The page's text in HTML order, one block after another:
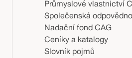
Průmyslové vlastnictví
Společenská
Nadační fond CAG
Ceníky a katalogy
Slovník pojmů